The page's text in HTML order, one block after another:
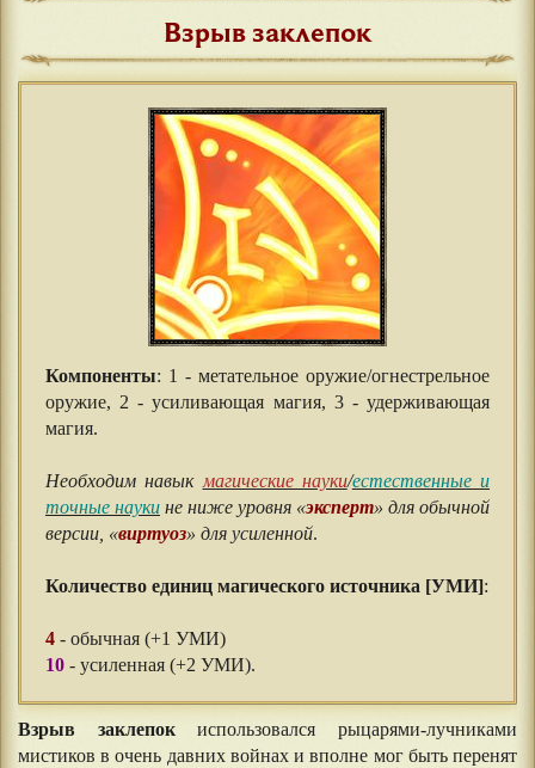
Взрыв заклепок
Компоненты: 1 - метательное оружие/огнестрельное
оружие, 2 - усиливающая магия, 3 - удерживающая
магия.
Необходим навыкмагические науки/естественные и
точные науки не ниже уровня «эксперт» для обычной
версии, «виртуоз» для усиленной.
Количество единиц магического источника [УМИ]:
4- обычная (+1 УМИ)
10- усиленная (+2 УМИ).
Взрыв заклепокиспользовался рыцарями-лучниками
мистиков в очень давних войнах и вполне мог быть перенят